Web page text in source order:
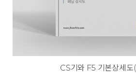
CS기와 F5 기본상세도